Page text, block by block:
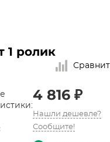
1 ролик
4 816 ₽
Нашли дешевле?
Сообщите!